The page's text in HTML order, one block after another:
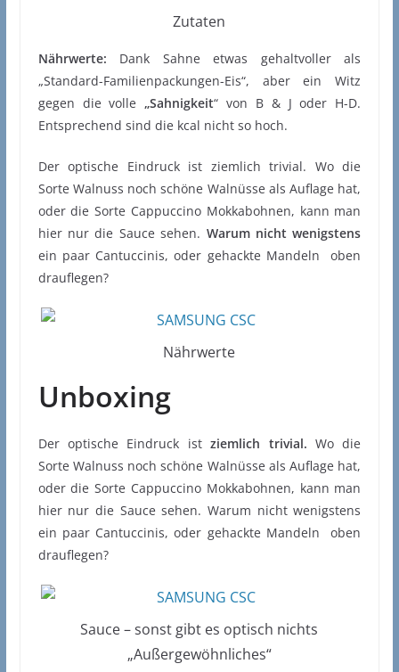
Zutaten
Nährwerte: Dank Sahne etwas gehaltvoller als
„Standard-Familienpackungen-Eis“, aber ein Witz
gegen die volle„Sahnigkeit“ von B & J oder H-D.
Entsprechend sind die kcal nicht so hoch.
Der optische Eindruck ist ziemlich trivial. Wo die
Sorte Walnuss noch schöne Walnüsse als Auflage hat,
oder die Sorte Cappuccino Mokkabohnen, kann man
hier nur die Sauce sehen. Warum nicht wenigstens
ein paar Cantuccinis, oder gehackte Mandeln oben
drauflegen?
Nährwerte
Unboxing
Der optische Eindruck istziemlich trivial. Wo die
Sorte Walnuss noch schöne Walnüsse als Auflage hat,
oder die Sorte Cappuccino Mokkabohnen, kann man
hier nur die Sauce sehen. Warum nicht wenigstens
ein paar Cantuccinis, oder gehackte Mandeln oben
drauflegen?
Sauce – sonst gibt es optisch nichts
„Außergewöhnliches“